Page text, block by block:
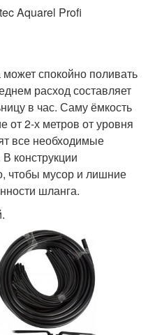
Aquarel Profi
спокойно поливать
расход составляет
в час. Саму ёмкость
от 2-х метров от уровня
все необходимые
конструкции
чтобы мусор и лишние
шланга.